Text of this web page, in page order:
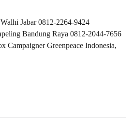
Jabar 0812-2264-9424
Bandung Raya 0812-2044-7656
Campaigner Greenpeace Indonesia,